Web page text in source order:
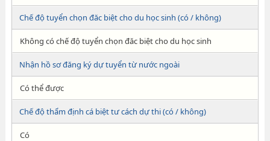
Chế độ tuyển chọn đăc biệt cho du học sinh (có / không)
Không có chế độ tuyển chọn đăc biệt cho du học sinh
Nhận hồ sơ đăng ký dự tuyển từ nước ngoài
Có thể được
Chế độ thẩm định cá biệt tư cách dự thi (có / không)
Có